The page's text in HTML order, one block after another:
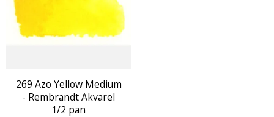
269 Azo Yellow Medium
- Rembrandt Akvarel
1/2 pan